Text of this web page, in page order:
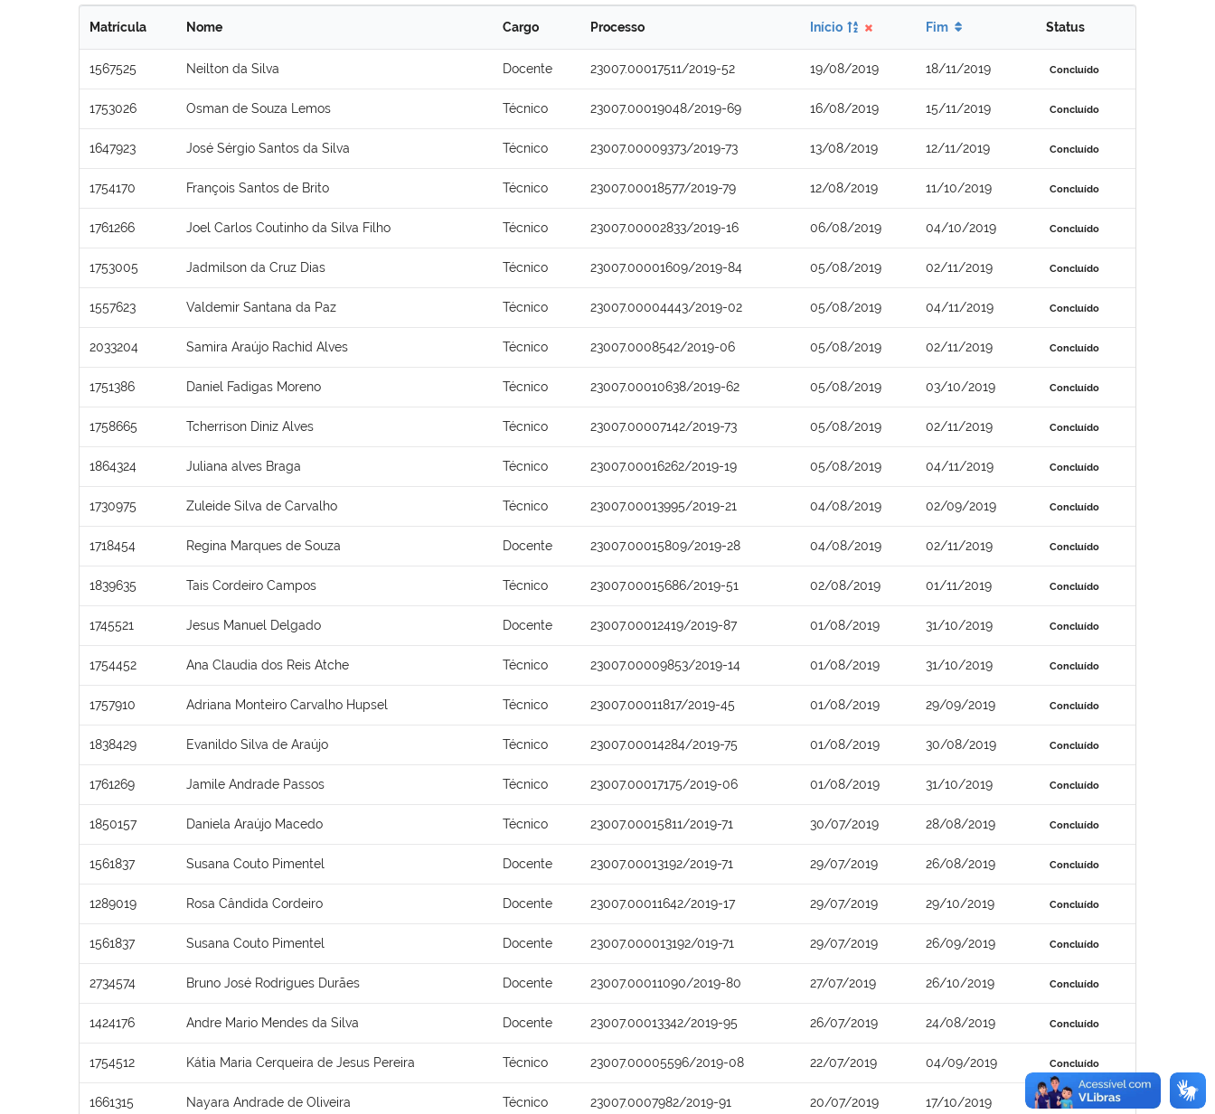
Matrícula Nome Cargo Processo Início Fim Status
1567525 Neilton da Silva Docente 23007.00017511/2019-52 19/08/2019 18/11/2019 Concluído
1753026 Osman de Souza Lemos Técnico 23007.00019048/2019-69 16/08/2019 15/11/2019 Concluído
1647923 José Sérgio Santos da Silva Técnico 23007.00009373/2019-73 13/08/2019 12/11/2019 Concluído
1754170 François Santos de Brito Técnico 23007.00018577/2019-79 12/08/2019 11/10/2019 Concluído
1761266 Joel Carlos Coutinho da Silva Filho Técnico 23007.00002833/2019-16 06/08/2019 04/10/2019 Concluído
1753005 Jadmilson da Cruz Dias Técnico 23007.00001609/2019-84 05/08/2019 02/11/2019 Concluído
1557623 Valdemir Santana da Paz Técnico 23007.00004443/2019-02 05/08/2019 04/11/2019 Concluído
2033204 Samira Araújo Rachid Alves Técnico 23007.0008542/2019-06 05/08/2019 02/11/2019 Concluído
1751386 Daniel Fadigas Moreno Técnico 23007.00010638/2019-62 05/08/2019 03/10/2019 Concluído
1758665 Tcherrison Diniz Alves Técnico 23007.00007142/2019-73 05/08/2019 02/11/2019 Concluído
1864324 Juliana alves Braga Técnico 23007.00016262/2019-19 05/08/2019 04/11/2019 Concluído
1730975 Zuleide Silva de Carvalho Técnico 23007.00013995/2019-21 04/08/2019 02/09/2019 Concluído
1718454 Regina Marques de Souza Docente 23007.00015809/2019-28 04/08/2019 02/11/2019 Concluído
1839635 Tais Cordeiro Campos Técnico 23007.00015686/2019-51 02/08/2019 01/11/2019 Concluído
1745521 Jesus Manuel Delgado Docente 23007.00012419/2019-87 01/08/2019 31/10/2019 Concluído
1754452 Ana Claudia dos Reis Atche Técnico 23007.00009853/2019-14 01/08/2019 31/10/2019 Concluído
1757910 Adriana Monteiro Carvalho Hupsel Técnico 23007.00011817/2019-45 01/08/2019 29/09/2019 Concluído
1838429 Evanildo Silva de Araújo Técnico 23007.00014284/2019-75 01/08/2019 30/08/2019 Concluído
1761269 Jamile Andrade Passos Técnico 23007.00017175/2019-06 01/08/2019 31/10/2019 Concluído
1850157 Daniela Araújo Macedo Técnico 23007.00015811/2019-71 30/07/2019 28/08/2019 Concluído
1561837 Susana Couto Pimentel Docente 23007.00013192/2019-71 29/07/2019 26/08/2019 Concluído
1289019 Rosa Cândida Cordeiro Docente 23007.00011642/2019-17 29/07/2019 29/10/2019 Concluído
1561837 Susana Couto Pimentel Docente 23007.000013192/019-71 29/07/2019 26/09/2019 Concluído
2734574 Bruno José Rodrigues Durães Docente 23007.00011090/2019-80 27/07/2019 26/10/2019 Concluído
1424176 Andre Mario Mendes da Silva Docente 23007.00013342/2019-95 26/07/2019 24/08/2019 Concluído
1754512 Kátia Maria Cerqueira de Jesus Pereira Técnico 23007.00005596/2019-08 22/07/2019 04/09/2019 Concluído
1661315 Nayara Andrade de Oliveira Técnico 23007.0007982/2019-91 20/07/2019 17/10/2019 Concluído